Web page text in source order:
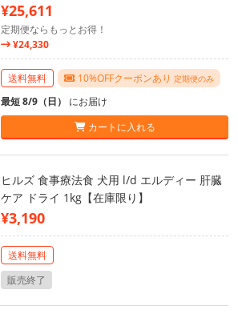
¥25,611
定期便ならもっとお得！
¥24,330
送料無料 10%OFFクーポンあり 定期便のみ
最短 8/9（日） にお届け
カートに入れる
ヒルズ 食事療法食 犬用 l/d エルディー 肝臓
ケア ドライ 1kg【在庫限り】
¥3,190
送料無料
販売終了